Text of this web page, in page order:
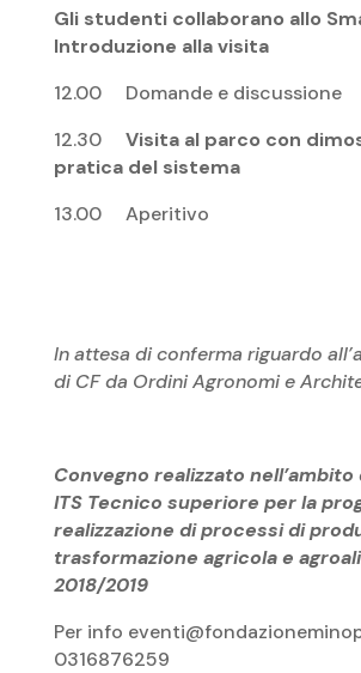
Gli studenti collaborano allo
Introduzione alla visita
12.00 Domande e discussione
12.30 Visita al parco con
pratica del sistema
13.00 Aperitivo
In attesa di conferma riguardo
di CF da Ordini Agronomi e
Convegno realizzato nell’ambito
ITS Tecnico superiore per la
realizzazione di processi di
trasformazione agricola e
2018/2019
Per info
0316876259